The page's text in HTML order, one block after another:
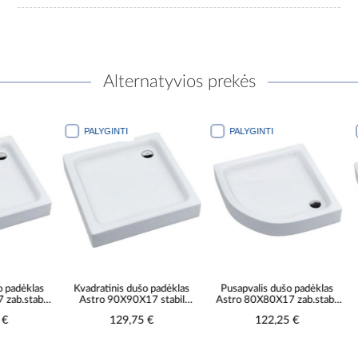
Alternatyvios prekės
Kvadratinis dušo padėklas
Astro 90X90X17 stabil
Pusapvalis dušo padėklas
Astro 80X80X17 zab.stabil
Pusapvalis
Astro